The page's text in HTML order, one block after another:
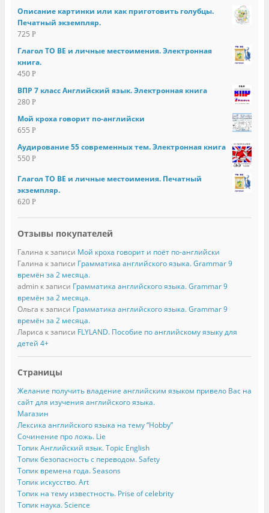
Описание картинки или как приготовить голубцы.
Печатный экземпляр.
725 Р
Глагол TO BE и личные местоимения. Электронная
книга.
450 Р
ВПР 7 класс Английский язык. Электронная книга
280 Р
Мой кроха говорит по-английски
655 Р
Аудирование 55 современных тем. Электронная книга
550 Р
Глагол TO BE и личные местоимения. Печатный
экземпляр.
620 Р
Отзывы покупателей
Галина к записи Мой кроха говорит и поёт по-английски
Галина к записи Грамматика английского языка. Grammar 9
времён за 2 месяца.
adminк записи Грамматика английского языка. Grammar 9
времён за 2 месяца.
Ольга к записи Грамматика английского языка. Grammar 9
времён за 2 месяца.
Лариса к записи FLYLAND. Пособие по английскому языку для
детей 4+
Страницы
Желание получить владение английским языком привело Вас на
сайт для изучения английского языка.
Магазин
Лексика английского языка на тему “Hobby”
Сочинение про ложь. Lie
Топик Английский язык. Topic English
Топик безопасность с переводом. Safety
Топик времена года. Seasons
Топик искусство. Art
Топик на тему известность. Prise of celebrity
Топик наука. Science